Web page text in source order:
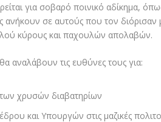
για σοβαρό ποινικό αδίκημα,
ανήκουν σε αυτούς που τον διόρισαν
κύρους και παχουλών απολαβών.
αναλάβουν τις ευθύνες τους για:
χρυσών διαβατηρίων
και Υπουργών στις μαζικές